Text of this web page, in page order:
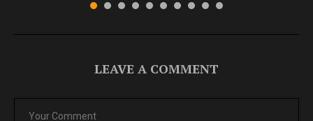
LEAVE A COMMENT